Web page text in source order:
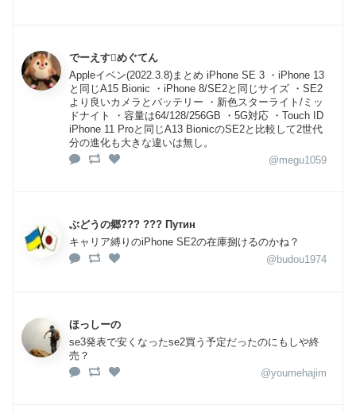
でーえすめぐてん
Appleイベン(2022.3.8)まとめ iPhone SE 3 ・iPhone 13
と同じA15 Bionic ・iPhone 8/SE2と同じサイズ ・SE2
より良いカメラとバッテリー ・新色スターライト/ミッ
ドナイト ・容量は64/128/256GB ・5G対応 ・Touch ID
iPhone 11 Proと同じA13 BionicのSE2と比較して2世代
分の進化も大きな違いは無し。
@megu1059
ぶどうの郷??? ??? Путин
キャリア縛りのiPhone SE2の在庫捌けるのかね？
@budou1974
ほっしーの
se3発表で安くなったse2買う予定だったのにもしや終
売？
@youmehajim